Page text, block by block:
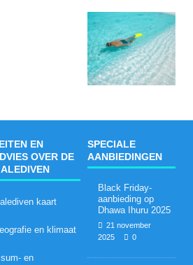
EN
OVER DE
kaart
en klimaat
en
SPECIALE
AANBIEDINGEN
Black Friday-
aanbieding op
Dhawa Ihuru 2025
21 november
2025
0